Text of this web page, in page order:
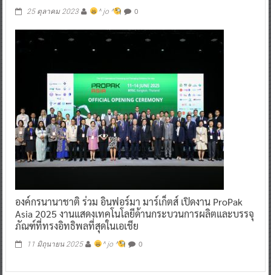
25 ตุลาคม 2023 ^ jo ^ 0
องค์กรนานาชาติ ร่วม อินฟอร์มา มาร์เก็ตส์ เปิดงาน ProPak
Asia 2025 งานแสดงเทคโนโลยีด้านกระบวนการผลิตและบรรจุ
ภัณฑ์ที่ทรงอิทธิพลที่สุดในเอเชีย
11 มิถุนายน 2025 ^ jo ^ 0